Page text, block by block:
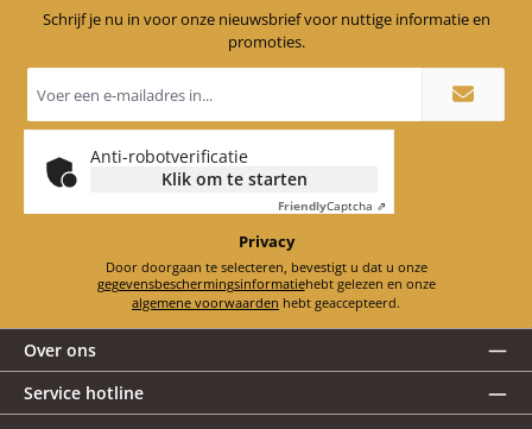
Schrijf je nu in voor onze nieuwsbrief voor nuttige informatie en
promoties.
mailadres
*
Anti-robotverificatie
Klik om te starten
FriendlyCaptcha ⇗
Privacy
Door doorgaan te selecteren, bevestigt u dat u onze
gegevensbeschermingsinformatie
hebt gelezen en onze
algemene voorwaarden hebt geaccepteerd.
Over ons
Service hotline